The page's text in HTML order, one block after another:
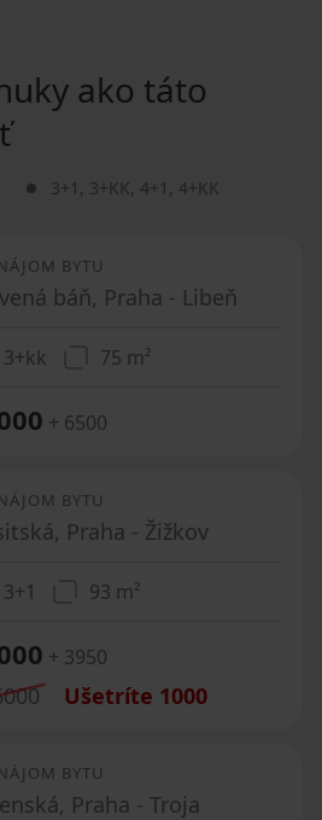
ako táto
3+1 , 3+KK, 4+1 , 4+KK
BYTU
báň, Praha - Libeň
3+kk 75 m²
+ 6500
BYTU
Praha - Žižkov
3+1 93 m²
+ 3950
Ušetríte 1000
BYTU
Praha - Troja